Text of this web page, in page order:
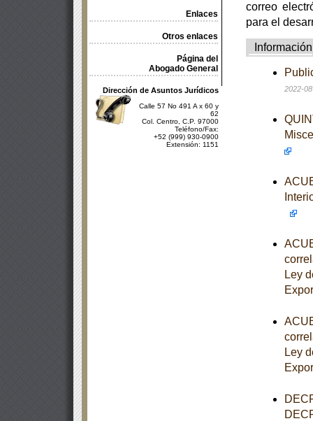
Enlaces
Otros enlaces
Página del
Abogado General
Dirección de Asuntos Jurídicos
Calle 57 No 491 A x 60 y
62
Col. Centro, C.P. 97000
Teléfono/Fax:
+52 (999) 930-0900
Extensión: 1151
correo
para el
Información
2022-
Ley
Ley